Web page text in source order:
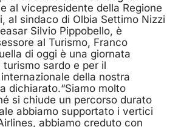
al vicepresidente della Regione
al sindaco di Olbia Settimo Nizzi
Silvio Pippobello, è
al Turismo, Franco
di oggi è una giornata
sardo e per il
della nostra
dichiarato.“Siamo molto
si chiude un percorso durato
abbiamo supportato i vertici
abbiamo creduto con